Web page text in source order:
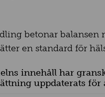
betonar
en standard för
innehåll har
uppdaterats för